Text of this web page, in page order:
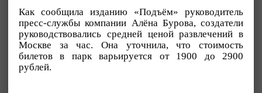
Как сообщила изданию «Подъём» руководитель
пресс-службы компании Алёна Бурова, создатели
руководствовались средней ценой развлечений в
Москве за час. Она уточнила, что стоимость
билетов в парк варьируется от 1900 до 2900
рублей.